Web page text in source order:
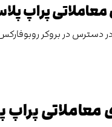
پراپ
متاتریدر4 و در سایر بروکرهای همکار با این پراپ در پلتفرم
معاملاتی